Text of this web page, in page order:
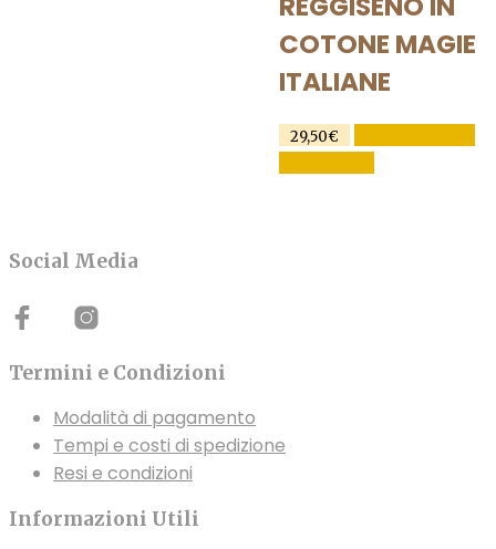
COTONE MAGIE
ITALIANE
29,50€
Social Media
Termini e Condizioni
Modalità di pagamento
Tempi e costi di spedizione
Resi e condizioni
Informazioni Utili